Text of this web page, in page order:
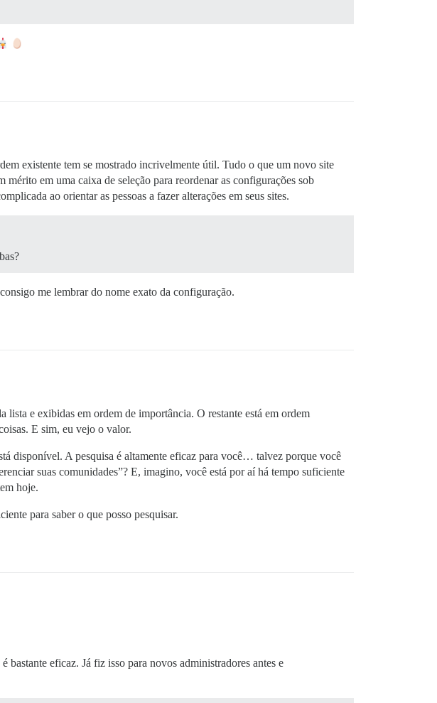
existente tem se mostrado incrivelmente útil. Tudo o que um novo site
em uma caixa de seleção para reordenar as configurações sob
ao orientar as pessoas a fazer alterações em seus sites.
me lembrar do nome exato da configuração.
e exibidas em ordem de importância. O restante está em ordem
E sim, eu vejo o valor.
disponível. A pesquisa é altamente eficaz para você… talvez porque você
suas comunidades”? E, imagino, você está por aí há tempo suficiente
hoje.
para saber o que posso pesquisar.
eficaz. Já fiz isso para novos administradores antes e